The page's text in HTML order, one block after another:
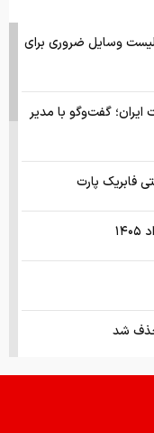
وسایل ضروری برای
ایران؛ گفت‌وگو با مدیر
فابریک پارت
حذف شد